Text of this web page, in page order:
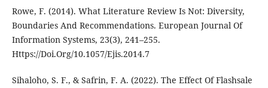
Rowe, F. (2014). What Literature Review Is Not: Diversity,
Boundaries And Recommendations. European Journal Of
Information Systems, 23(3), 241–255.
Https://Doi.Org/10.1057/Ejis.2014.7
Sihaloho, S. F., & Safrin, F. A. (2022). The Effect Of Flashsale